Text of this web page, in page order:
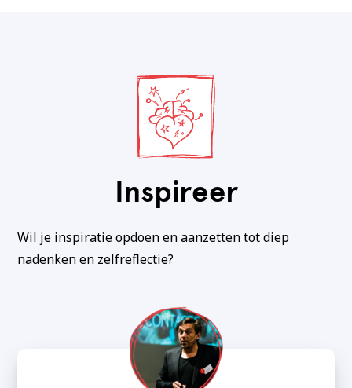
Inspireer
Wil je inspiratie opdoen en aanzetten tot diep
nadenken en zelfreflectie?